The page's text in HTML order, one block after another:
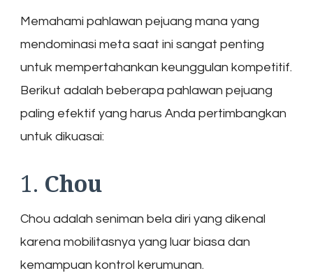
Memahami pahlawan pejuang mana yang
mendominasi meta saat ini sangat penting
untuk mempertahankan keunggulan kompetitif.
Berikut adalah beberapa pahlawan pejuang
paling efektif yang harus Anda pertimbangkan
untuk dikuasai:
1. Chou
Chou adalah seniman bela diri yang dikenal
karena mobilitasnya yang luar biasa dan
kemampuan kontrol kerumunan.